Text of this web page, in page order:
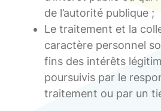
de l’autorité publique ;
Le traitement et la
caractère personnel
fins des intérêts
poursuivis par le
traitement ou par un